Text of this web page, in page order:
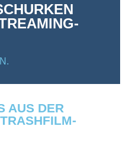
AUS DER